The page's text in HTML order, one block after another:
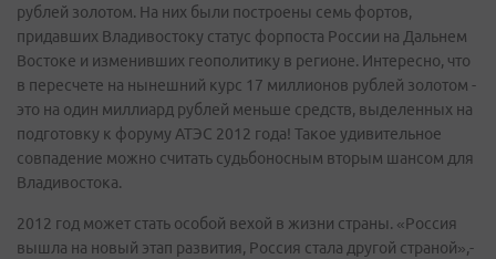
рублей золотом. На них были построены семь фортов,
придавших Владивостоку статус форпоста России на Дальнем
Востоке и изменивших геополитику в регионе. Интересно, что
в пересчете на нынешний курс 17 миллионов рублей золотом -
это на один миллиард рублей меньше средств, выделенных на
подготовку к форуму АТЭС 2012 года! Такое удивительное
совпадение можно считать судьбоносным вторым шансом для
Владивостока.
2012 год может стать особой вехой в жизни страны. «Россия
вышла на новый этап развития, Россия стала другой страной»,-